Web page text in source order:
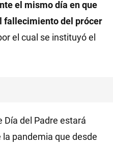
el mismo día en que
fallecimiento del prócer
el cual se instituyó el
Día del Padre estará
pandemia que desde